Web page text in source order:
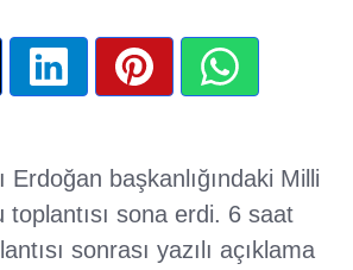
Erdoğan başkanlığındaki Milli
toplantısı sona erdi. 6 saat
sonrası yazılı açıklama